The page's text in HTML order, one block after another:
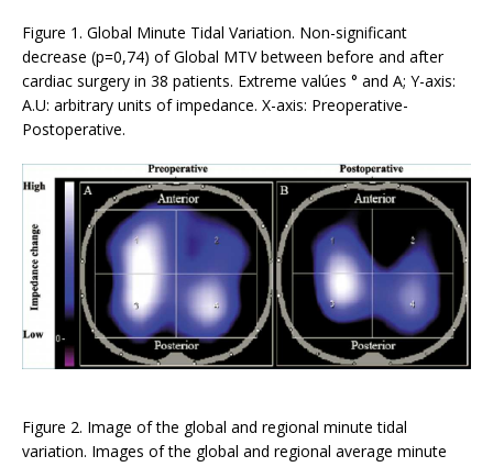
Figure 1. Global Minute Tidal Variation. Non-significant
decrease (p=0,74) of Global MTV between before and after
cardiac surgery in 38 patients. Extreme valúes ° and A; Y-axis:
A.U: arbitrary units of impedance. X-axis: Preoperative-
Postoperative.
Figure 2. Image of the global and regional minute tidal
variation. Images of the global and regional average minute